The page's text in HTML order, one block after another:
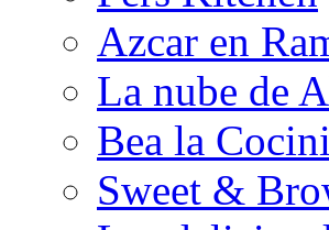
Azcar en
La nube de
Bea la
Sweet &